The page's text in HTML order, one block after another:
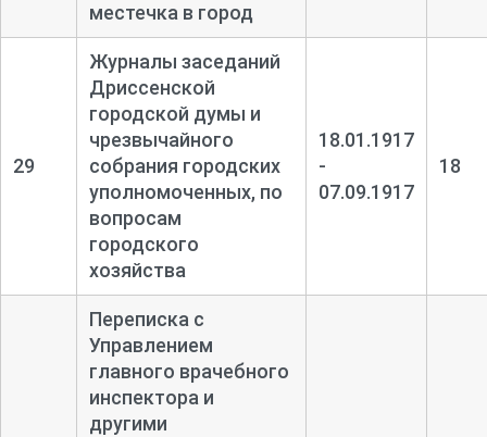
местечка в город
29
Журналы заседаний
Дриссенской
городской думы и
чрезвычайного
собрания городских
уполномоченных, по
вопросам
городского
хозяйства
18.01.1917
-
07.09.1917
18
Переписка с
Управлением
главного врачебного
инспектора и
другими